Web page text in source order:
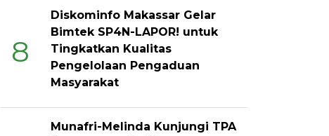
8
Diskominfo Makassar Gelar
Bimtek SP4N-LAPOR! untuk
Tingkatkan Kualitas
Pengelolaan Pengaduan
Masyarakat
Munafri-Melinda Kunjungi TPA